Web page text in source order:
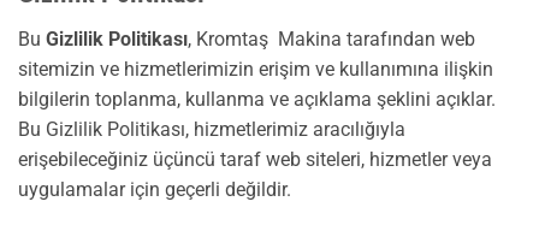
Bu Gizlilik Politikası, Kromtaş Makina tarafından web
sitemizin ve hizmetlerimizin erişim ve kullanımına ilişkin
bilgilerin toplanma, kullanma ve açıklama şeklini açıklar.
Bu Gizlilik Politikası, hizmetlerimiz aracılığıyla
erişebileceğiniz üçüncü taraf web siteleri, hizmetler veya
uygulamalar için geçerli değildir.